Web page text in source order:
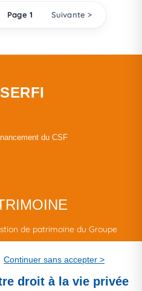
Page 1 Suivante >
du CSF
de patrimoine du Groupe
Continuer sans accepter >
droit à la vie privée